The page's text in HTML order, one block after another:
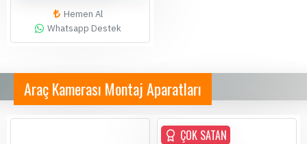
Hemen Al
Whatsapp Destek
Araç Kamerası Montaj Aparatları
ÇOK SATAN